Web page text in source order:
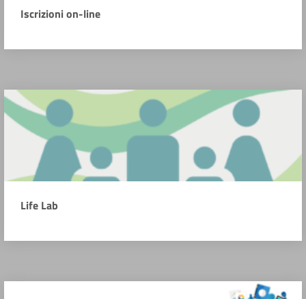
Iscrizioni on-line
Life Lab